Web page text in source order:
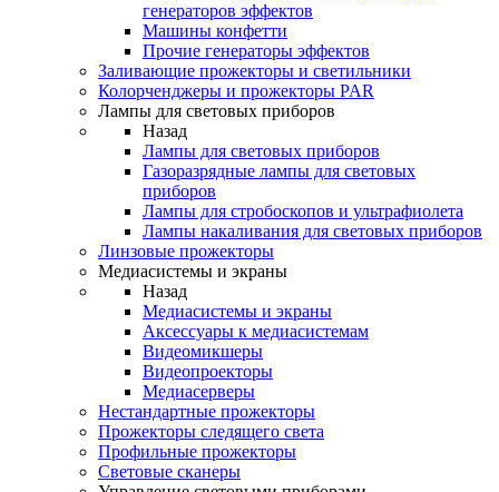
генераторов эффектов
Машины конфетти
Прочие генераторы эффектов
Заливающие прожекторы и светильники
Колорченджеры и прожекторы PAR
Лампы для световых приборов
Назад
Лампы для световых приборов
Газоразрядные лампы для световых
приборов
Лампы для стробоскопов и ультрафиолета
Лампы накаливания для световых приборов
Линзовые прожекторы
Медиасистемы и экраны
Назад
Медиасистемы и экраны
Аксессуары к медиасистемам
Видеомикшеры
Видеопроекторы
Медиасерверы
Нестандартные прожекторы
Прожекторы следящего света
Профильные прожекторы
Световые сканеры